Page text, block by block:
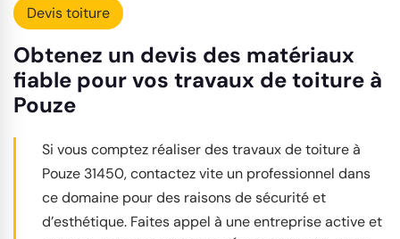
Devis toiture
Obtenez un devis des matériaux
fiable pour vos travaux de toiture à
Pouze
Si vous comptez réaliser des travaux de toiture à
Pouze 31450, contactez vite un professionnel dans
ce domaine pour des raisons de sécurité et
d’esthétique. Faites appel à une entreprise active et